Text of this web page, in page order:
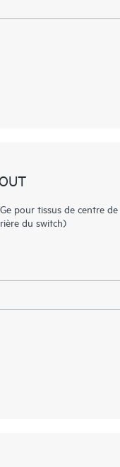
pour tissus de centre
du switch)